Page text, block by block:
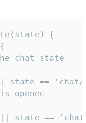
{
chat state
state ==
opened
state ==